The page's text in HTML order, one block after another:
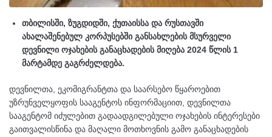
თბილისში, ზუგდიდში, ქუთაისსა და რუსთავში
ახალაშენებულ კორპუსებში განსახლების მსურველი
დევნილი ოჯახების განაცხადების მიღება 2024 წლის 1
მარტამდე გაგრძელდება.
დევნილთა, ეკომიგრანტთა და საარსებო წყაროებით
უზრუნველყოფის სააგენტოს ინფორმაციით, დევნილთა
სააგენტომ იძულებით გადაადგილებული ოჯახების ინტერესები
გაითვალისწინა და მაღალი მოთხოვნის გამო განაცხადების